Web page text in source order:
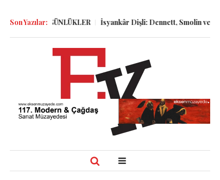
Son Yazılar:
ve GÜNLÜKLER İsyankâr Dişli: Dennett, Smolin ve